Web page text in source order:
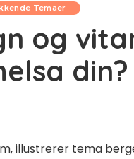
Temaer
og
din?